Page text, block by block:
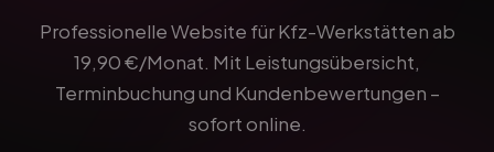
Professionelle Website für Kfz-Werkstätten ab
19,90 €/Monat. Mit Leistungsübersicht,
Terminbuchung und Kundenbewertungen –
sofort online.